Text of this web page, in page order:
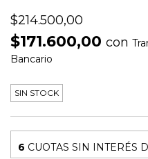
$214.500,00
$171.600,00 con
Bancario
SIN STOCK
6 CUOTAS SIN INTERÉS